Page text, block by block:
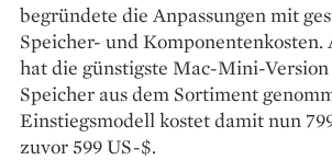
begründete die Anpassungen mit
Speicher- und
hat die günstigste Mac-Mini-Version
Speicher aus dem Sortiment
Einstiegsmodell kostet damit nun
zuvor 599 US-$.